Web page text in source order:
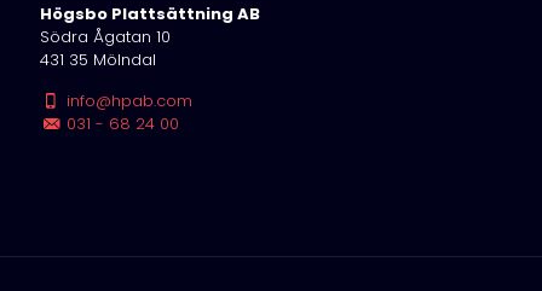
Högsbo Plattsättning AB
Södra Ågatan 10
431 35 Mölndal
info@hpab.com
031 - 68 24 00